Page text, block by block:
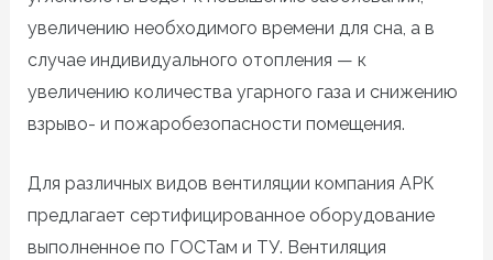
увеличению необходимого времени для сна, а в
случае индивидуального отопления — к
увеличению количества угарного газа и снижению
взрыво- и пожаробезопасности помещения.
Для различных видов вентиляции компания АРК
предлагает сертифицированное оборудование
выполненное по ГОСТам и ТУ. Вентиляция